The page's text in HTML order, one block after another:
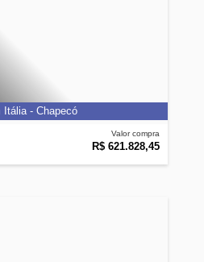
Valor compra
R$ 621.828,45
Itália - Chapecó